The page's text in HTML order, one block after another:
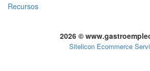
Recursos
2026 ©
Sitelicon Ecommerce